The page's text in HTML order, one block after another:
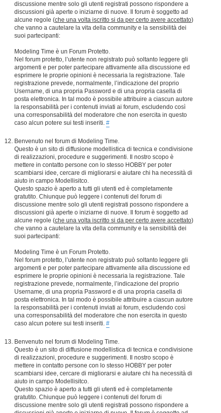
discussione mentre solo gli utenti registrati possono rispondere a
discussioni già aperte o iniziarne di nuove. Il forum è soggetto ad
alcune regole (che una volta iscritto si da per certo avere accettato)
che vanno a cautelare la vita della community e la sensibilità dei
suoi partecipanti:
Modeling Time è un Forum Protetto.
Nel forum protetto, l’utente non registrato può soltanto leggere gli
argomenti e per poter partecipare attivamente alla discussione ed
esprimere le proprie opinioni è necessaria la registrazione. Tale
registrazione prevede, normalmente, l’indicazione del proprio
Username, di una propria Password e di una propria casella di
posta elettronica. In tal modo è possibile attribuire a ciascun autore
la responsabilità per i contenuti inviati ai forum, escludendo così
una corresponsabilità del moderatore che non esercita in questo
caso alcun potere sui testi inseriti. #
Benvenuto nel forum di Modeling Time.
Questo è un sito di diffusione modellistica di tecnica e condivisione
di realizzazioni, procedure e suggerimenti. Il nostro scopo è
mettere in contatto persone con lo stesso HOBBY per poter
scambiarsi idee, cercare di migliorarsi e aiutare chi ha necessità di
aiuto in campo Modellisitco.
Questo spazio è aperto a tutti gli utenti ed è completamente
gratutito. Chiunque può leggere i contenuti del forum di
discussione mentre solo gli utenti registrati possono rispondere a
discussioni già aperte o iniziarne di nuove. Il forum è soggetto ad
alcune regole (che una volta iscritto si da per certo avere accettato)
che vanno a cautelare la vita della community e la sensibilità dei
suoi partecipanti:
Modeling Time è un Forum Protetto.
Nel forum protetto, l’utente non registrato può soltanto leggere gli
argomenti e per poter partecipare attivamente alla discussione ed
esprimere le proprie opinioni è necessaria la registrazione. Tale
registrazione prevede, normalmente, l’indicazione del proprio
Username, di una propria Password e di una propria casella di
posta elettronica. In tal modo è possibile attribuire a ciascun autore
la responsabilità per i contenuti inviati ai forum, escludendo così
una corresponsabilità del moderatore che non esercita in questo
caso alcun potere sui testi inseriti. #
Benvenuto nel forum di Modeling Time.
Questo è un sito di diffusione modellistica di tecnica e condivisione
di realizzazioni, procedure e suggerimenti. Il nostro scopo è
mettere in contatto persone con lo stesso HOBBY per poter
scambiarsi idee, cercare di migliorarsi e aiutare chi ha necessità di
aiuto in campo Modellisitco.
Questo spazio è aperto a tutti gli utenti ed è completamente
gratutito. Chiunque può leggere i contenuti del forum di
discussione mentre solo gli utenti registrati possono rispondere a